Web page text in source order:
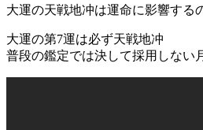
大運の天戦地冲は運命に影響する
大運の第7運は必ず天戦地冲
普段の鑑定では決して採用しない